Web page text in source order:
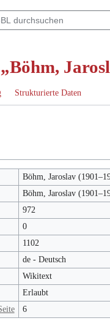
Strukturierte Daten
Böhm, Jaroslav
Böhm, Jaroslav
972
0
1102
de - Deutsch
Wikitext
Erlaubt
6